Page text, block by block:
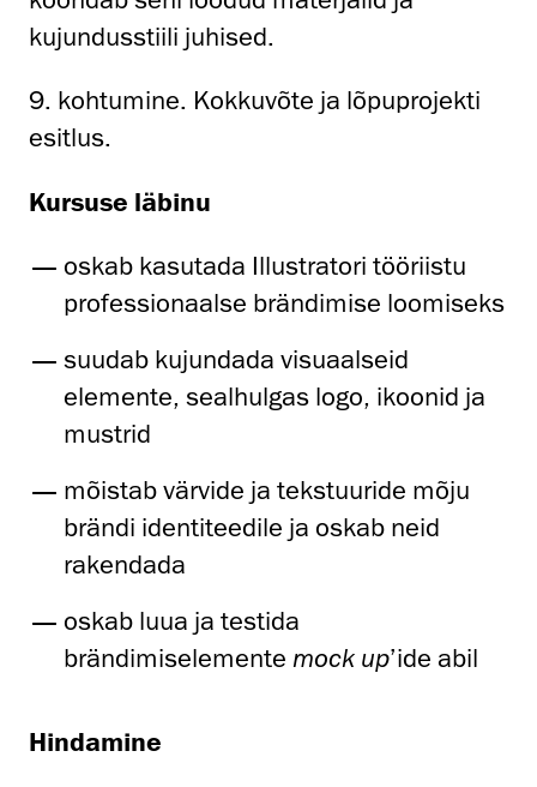
kujundusstiili juhised.
9. kohtumine. Kokkuvõte ja lõpuprojekti
esitlus.
Kursuse läbinu
oskab kasutada Illustratori tööriistu
professionaalse brändimise loomiseks
suudab kujundada visuaalseid
elemente, sealhulgas logo, ikoonid ja
mustrid
mõistab värvide ja tekstuuride mõju
brändi identiteedile ja oskab neid
rakendada
oskab luua ja testida
brändimiselemente mock up’ide abil
Hindamine